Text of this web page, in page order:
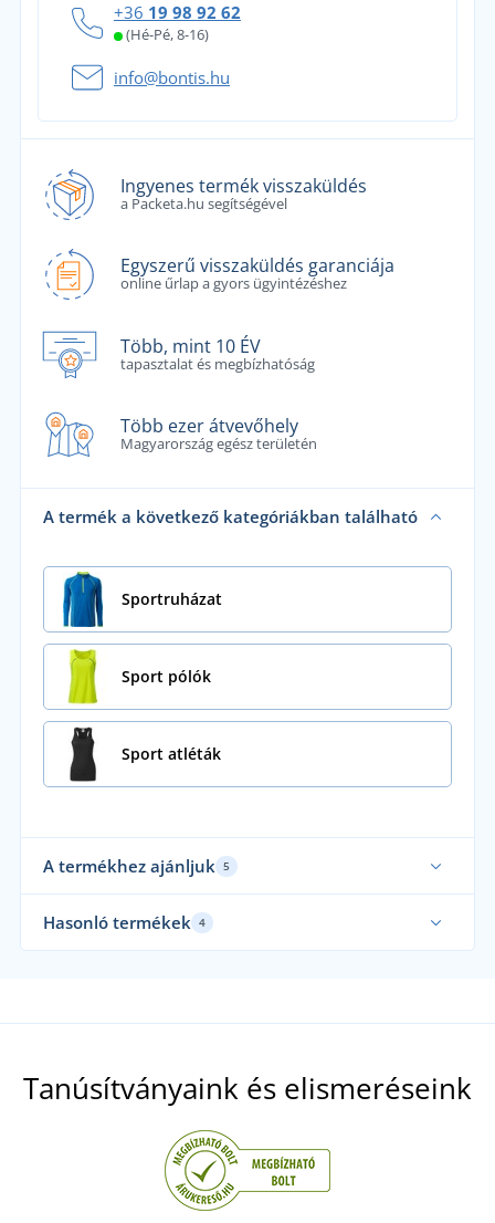
+36 19 98 92 62
(Hé-Pé, 8-16)
info@bontis.hu
Ingyenes termék visszaküldés
a Packeta.hu segítségével
Egyszerű visszaküldés garanciája
online űrlap a gyors ügyintézéshez
Több, mint 10 ÉV
tapasztalat és megbízhatóság
Több ezer átvevőhely
Magyarország egész területén
A termék a következő kategóriákban található
Sportruházat
Sport pólók
Sport atléták
A termékhez ajánljuk 5
Hasonló termékek 4
Tanúsítványaink és elismeréseink